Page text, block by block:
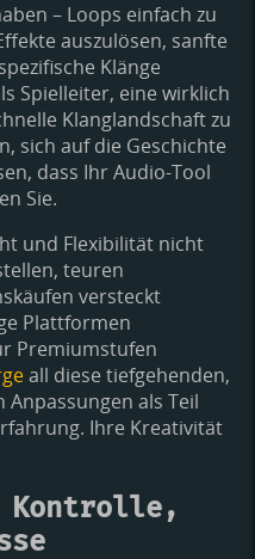
– Loops einfach zu
auszulösen, sanfte
Klänge
Spielleiter, eine wirklich
Klanglandschaft zu
sich auf die Geschichte
dass Ihr Audio-Tool
Sie.
und Flexibilität nicht
teuren
versteckt
Plattformen
Premiumstufen
all diese tiefgehenden,
als Teil
Ihre Kreativität
Kontrolle,